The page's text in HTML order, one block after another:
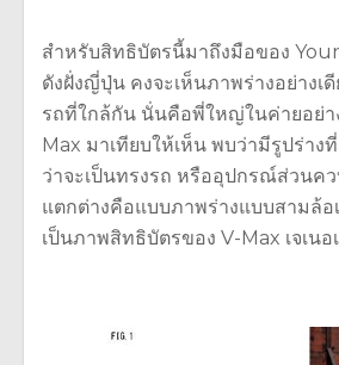
สำหรับสิทธิบัตรนี้มาถึงมือของ
ดังฝั่งญี่ปุ่น คงจะเห็นภาพร่างอย่างเ
รถที่ใกล้กัน นั่นคือพี่ใหญ่ในค่ายอย่า
Max มาเทียบให้เห็น พบว่ามีรูปร่าง
ว่าจะเป็นทรงรถ หรืออุปกรณ์ส่วนค
แตกต่างคือแบบภาพร่างแบบสามล้อ
เป็นภาพสิทธิบัตรของ V-Max เจเนอ